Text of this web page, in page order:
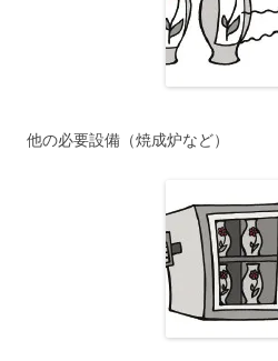
他の必要設備（焼成炉など）